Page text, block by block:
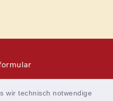
wir technisch notwendige